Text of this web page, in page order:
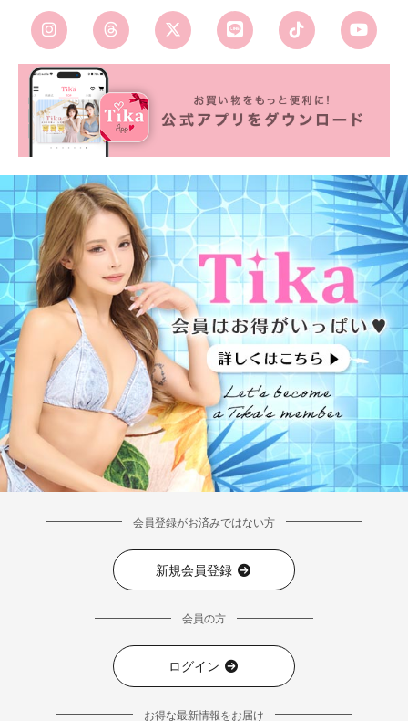
会員登録がお済みではない方
新規会員登録
会員の方
ログイン
お得な最新情報をお届け